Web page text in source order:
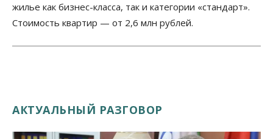
жилье как бизнес-класса, так и категории «стандарт».
Стоимость квартир — от 2,6 млн рублей.
АКТУАЛЬНЫЙ РАЗГОВОР